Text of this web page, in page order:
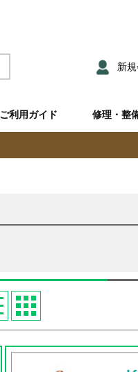
新
ご利用ガイド 修理・整